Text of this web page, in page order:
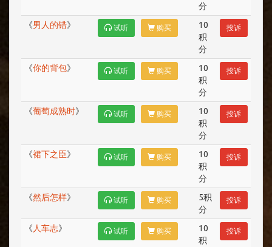
分
《男人的错》 试听 购买
10
积
分
投诉
《你的背包》 试听 购买
10
积
分
投诉
《葡萄成熟时》 试听 购买
10
积
分
投诉
《裙下之臣》 试听 购买
10
积
分
投诉
《然后怎样》 试听 购买
5积
分
投诉
《 人车志》 试听 购买
10
积
投诉